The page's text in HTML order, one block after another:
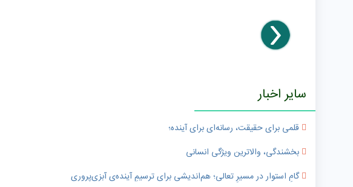
سایر اخبار
قلمی برای حقیقت، رسانه‌ای برای آینده؛
بخشندگی، والاترین ویژگی انسانی
گامِ استوار در مسیرِ تعالی؛ هم‌اندیشی برای ترسیمِ آینده‌ی آبزی‌پروری